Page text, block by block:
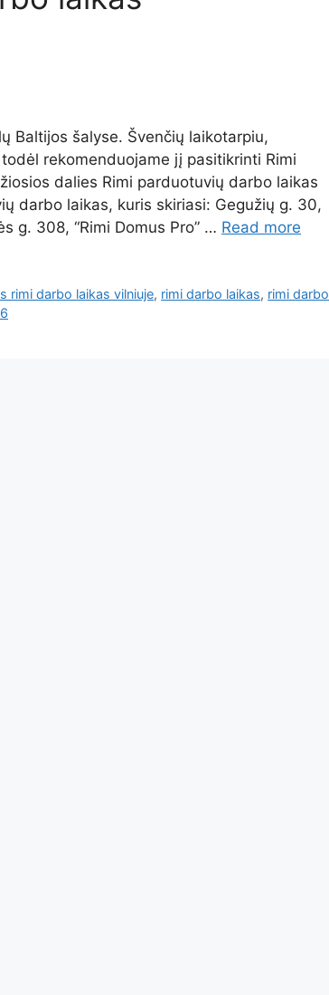
Baltijos šalyse. Švenčių laikotarpiu,
rekomenduojame jį pasitikrinti Rimi
dalies Rimi parduotuvių darbo laikas
darbo laikas, kuris skiriasi: Gegužių g. 30,
g. 308, “Rimi Domus Pro” … Read more
rimi darbo laikas vilniuje, rimi darbo laikas, rimi darbo